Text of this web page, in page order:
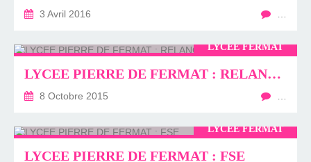
3 Avril 2016
LYCÉE FERMAT
LYCEE PIERRE DE FERMAT : RELANCE ELECTIONS
8 Octobre 2015
LYCÉE FERMAT
LYCEE PIERRE DE FERMAT : FSE